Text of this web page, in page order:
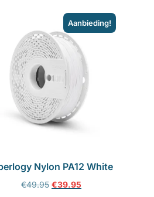
Aanbieding!
Nylon PA12 White
€49.95 €39.95